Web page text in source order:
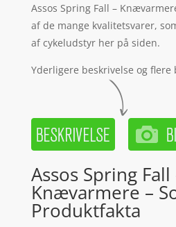
Assos Spring Fall –
af de mange kvalitetsvarer,
af cykeludstyr her på siden.
Yderligere beskrivelse og
Assos Spring Fall
Knævarmere –
Produktfakta